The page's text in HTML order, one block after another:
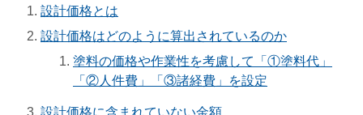
設計価格とは
設計価格はどのように算出されているのか
塗料の価格や作業性を考慮して「①塗料代」
「②人件費」「③諸経費」を設定
設計価格に含まれていない金額